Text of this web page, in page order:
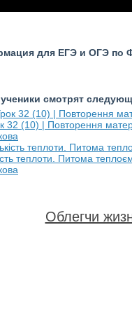
для ЕГЭ и ОГЭ по
смотрят
(10) | Повторення
теплоти. Питома
Облегчи